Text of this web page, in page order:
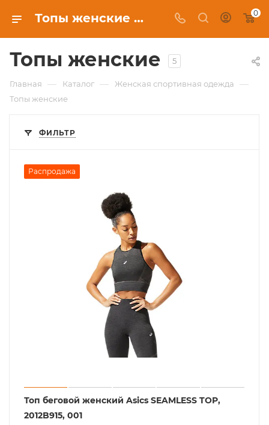
Топы женские в Красноярске, купить в интернет-магазине c бесплатной доставкой 0
Топы женские 5
Главная — Каталог — Женская спортивная одежда —
Топы женские
ФИЛЬТР
Распродажа
Топ беговой женский Asics SEAMLESS TOP,
2012B915, 001